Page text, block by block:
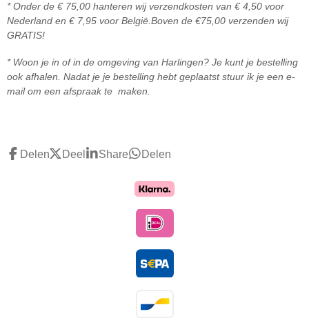
* Onder de € 75,00 hanteren wij verzendkosten van € 4,50 voor
Nederland en € 7,95 voor België.Boven de €75,00 verzenden wij
GRATIS!
* Woon je in of in de omgeving van Harlingen? Je kunt je bestelling
ook afhalen. Nadat je je bestelling hebt geplaatst stuur ik je een e-
mail om een afspraak te maken.
Delen Deel Share Delen